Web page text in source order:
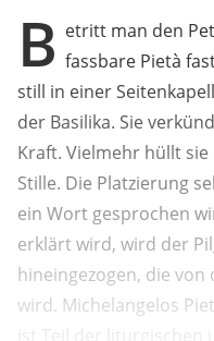
B etritt man den
fassbare Pietà
still in einer
der Basilika. Sie
Kraft. Vielmehr hüllt
Stille. Die Platzierung
ein Wort gesprochen
erklärt wird, wird der
hineingezogen, die
wird. Michelangelos
ist Teil der liturgischen